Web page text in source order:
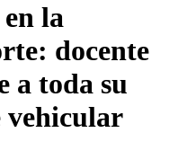
la
docente
a toda su
vehicular